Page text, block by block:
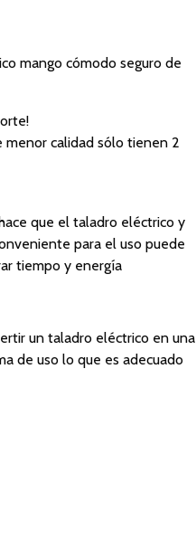
mango cómodo seguro de
menor calidad sólo tienen 2
que el taladro eléctrico y
para el uso puede
tiempo y energía
un taladro eléctrico en una
de uso lo que es adecuado